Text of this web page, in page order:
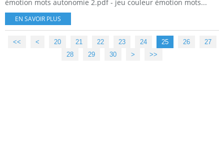
émotion mots autonomie 2.pdf - jeu couleur émotion mots...
EN SAVOIR PLUS
<< < 10
20 21 22 23 24 25 26
27
28
29 30 40
50
60
70
80
90
100
> >>